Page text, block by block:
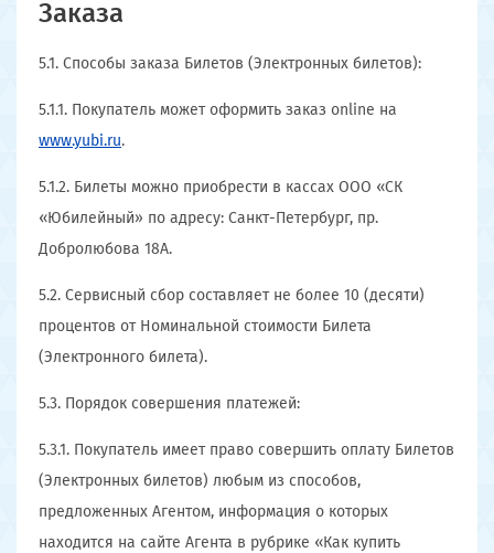
Заказа
5.1. Способы заказа Билетов (Электронных билетов):
5.1.1. Покупатель может оформить заказ online на
www.yubi.ru.
5.1.2. Билеты можно приобрести в кассах ООО «СК
«Юбилейный» по адресу: Санкт-Петербург, пр.
Добролюбова 18А.
5.2. Сервисный сбор составляет не более 10 (десяти)
процентов от Номинальной стоимости Билета
(Электронного билета).
5.3. Порядок совершения платежей:
5.3.1. Покупатель имеет право совершить оплату Билетов
(Электронных билетов) любым из способов,
предложенных Агентом, информация о которых
находится на сайте Агента в рубрике «Как купить